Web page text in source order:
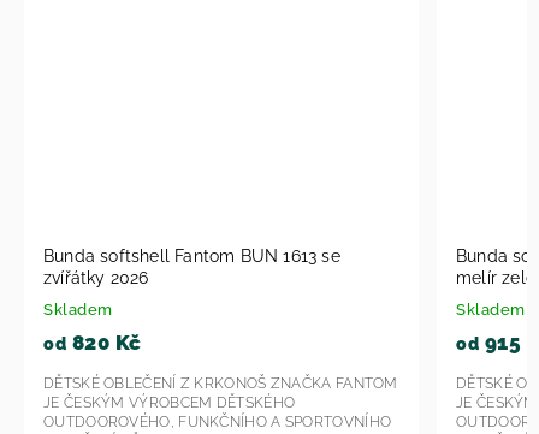
Bunda softshell Fantom BUN 1613 se
zvířátky 2026
Skladem
od 820 Kč
DĚTSKÉ OBLEČENÍ Z KRKONOŠ ZNAČKA FANTOM
JE ČESKÝM VÝROBCEM DĚTSKÉHO
OUTDOOROVÉHO, FUNKČNÍHO A SPORTOVNÍHO
Bunda
melír
Skladem
od 915
DĚTSKÉ
JE